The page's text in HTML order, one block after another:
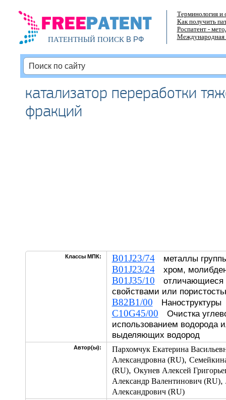
ПАТЕНТНЫЙ ПОИСКВ РФ
Терминология и
Как получить
Роспатент -
Международная
катализатор переработки
фракций
Классы МПК: B01J23/74металлы
B01J23/24хром,
B01J35/10 отличающиеся
свойствами или
B82B1/00 Наноструктуры
C10G45/00 Очистка
использованием водорода
выделяющих водород
Автор(ы):
Пархомчук Екатерина
Александровна (RU),
(RU), Окунев Алексей
Александр Валентинович (RU),
Александрович (RU)